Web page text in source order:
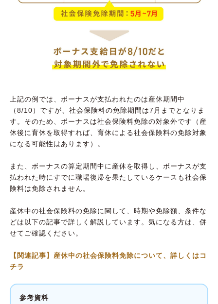
上記の例では、ボーナスが支払われたのは産休期間中
（8/10）ですが、社会保険料の免除期間は7月までとなりま
す。そのため、ボーナスは社会保険料免除の対象外です（産
休後に育休を取得すれば、育休による社会保険料の免除対象
になる可能性はあります）。
また、ボーナスの算定期間中に産休を取得し、ボーナスが支
払われた時にすでに職場復帰を果たしているケースも社会保
険料は免除されません。
産休中の社会保険料の免除に関して、時期や免除額、条件な
どは以下の記事で詳しく解説しています。気になる方は、併
せてご確認ください。
【関連記事】産休中の社会保険料免除について、詳しくはコ
チラ
参考資料